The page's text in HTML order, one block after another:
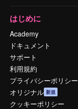
はじめに
Academy
ドキュメント
サポート
利用規約
プライバシーポリシー
オリジナル 新規
クッキーポリシー